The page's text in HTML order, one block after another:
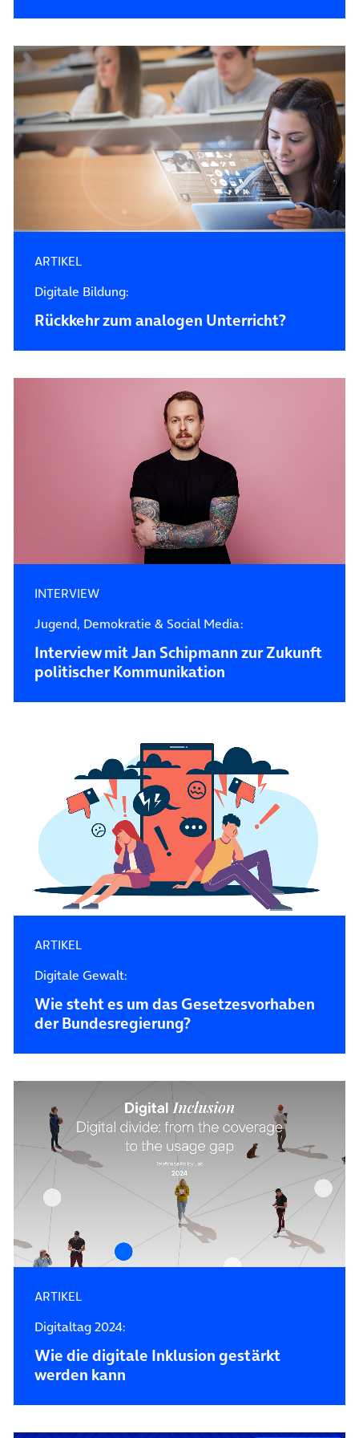
ARTIKEL
Digitale Bildung:
Rückkehr zum analogen Unterricht?
INTERVIEW
Jugend, Demokratie & Social Media:
Interview mit Jan Schipmann zur Zukunft
politischer Kommunikation
ARTIKEL
Digitale Gewalt:
Wie steht es um das Gesetzesvorhaben
der Bundesregierung?
ARTIKEL
Digitaltag 2024:
Wie die digitale Inklusion gestärkt
werden kann